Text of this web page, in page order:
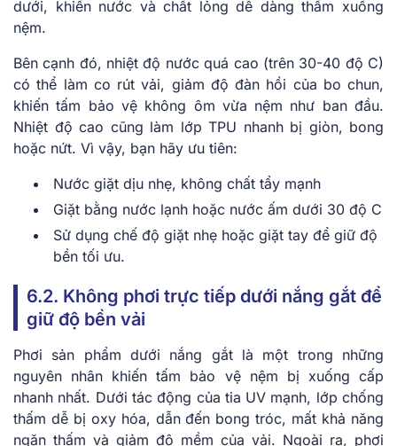
dưới, khiến nước và chất lỏng dễ dàng thấm xuống
nệm.
Bên cạnh đó, nhiệt độ nước quá cao (trên 30-40 độ C)
có thể làm co rút vải, giảm độ đàn hồi của bo chun,
khiến tấm bảo vệ không ôm vừa nệm như ban đầu.
Nhiệt độ cao cũng làm lớp TPU nhanh bị giòn, bong
hoặc nứt. Vì vậy, bạn hãy ưu tiên:
Nước giặt dịu nhẹ, không chất tẩy mạnh
Giặt bằng nước lạnh hoặc nước ấm dưới 30 độ C
Sử dụng chế độ giặt nhẹ hoặc giặt tay để giữ độ
bền tối ưu.
6.2. Không phơi trực tiếp dưới nắng gắt để
giữ độ bền vải
Phơi sản phẩm dưới nắng gắt là một trong những
nguyên nhân khiến tấm bảo vệ nệm bị xuống cấp
nhanh nhất. Dưới tác động của tia UV mạnh, lớp chống
thấm dễ bị oxy hóa, dẫn đến bong tróc, mất khả năng
ngăn thấm và giảm độ mềm của vải. Ngoài ra, phơi